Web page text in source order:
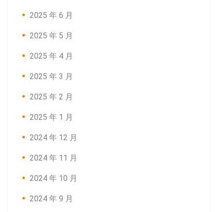
2025 年 6 月
2025 年 5 月
2025 年 4 月
2025 年 3 月
2025 年 2 月
2025 年 1 月
2024 年 12 月
2024 年 11 月
2024 年 10 月
2024 年 9 月